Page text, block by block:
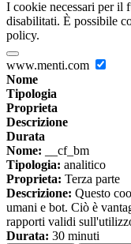
I cookie necessari per il
disabilitati. È possibile
policy.
www.menti.com
Nome
Tipologia
Proprieta
Descrizione
Durata
Nome: __cf_bm
Tipologia: analitico
Proprieta: Terza parte
Descrizione: Questo
umani e bot. Ciò è
rapporti validi
Durata: 30 minuti